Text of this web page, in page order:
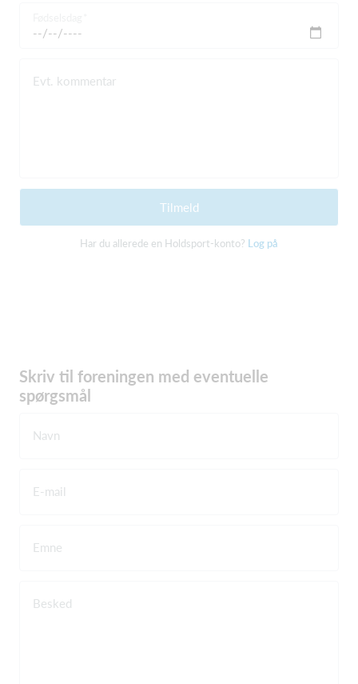
Evt. kommentar
Tilmeld
Har du allerede en Holdsport-konto? Log på
Skriv til foreningen med eventuelle
spørgsmål
Navn
E-mail
Emne
Besked